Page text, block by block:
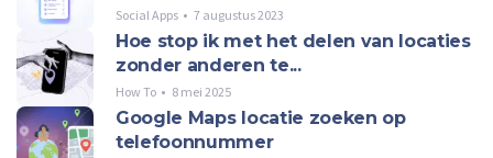
Social Apps 7 augustus 2023
Hoe stop ik met het delen van locaties
zonder anderen te...
How To 8 mei 2025
Google Maps locatie zoeken op
telefoonnummer